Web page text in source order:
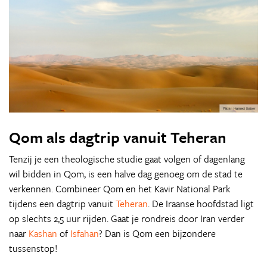
Qom als dagtrip vanuit Teheran
Tenzij je een theologische studie gaat volgen of dagenlang
wil bidden in Qom, is een halve dag genoeg om de stad te
verkennen. Combineer Qom en het Kavir National Park
tijdens een dagtrip vanuit Teheran. De Iraanse hoofdstad ligt
op slechts 2,5 uur rijden. Gaat je rondreis door Iran verder
naar Kashan ofIsfahan? Dan is Qom een bijzondere
tussenstop!